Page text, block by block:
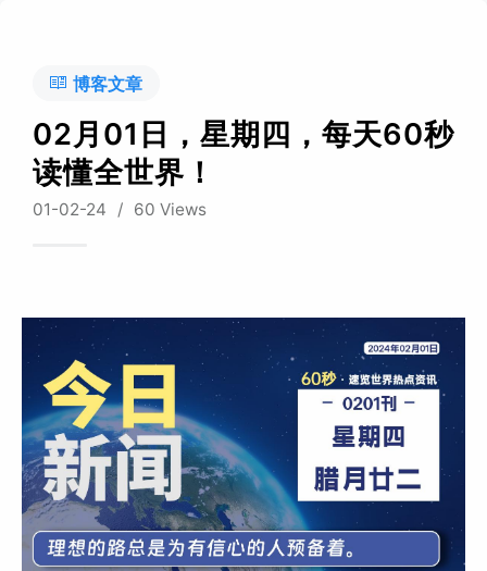
博客文章
02月01日，星期四，每天60秒
读懂全世界！
01-02-24 / 60 Views